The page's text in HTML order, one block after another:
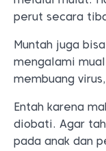
perut secara
Muntah juga
mengalami
membuang
Entah karena
diobati. Agar
pada anak dan